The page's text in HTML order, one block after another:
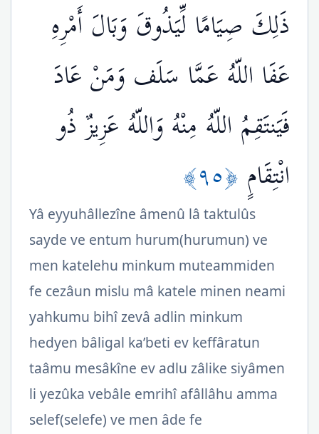
ذَلِكَ صِيَامًا لِّيَذُوقَ وَبَالَ أَمْرِهِ
عَفَا اللّهُ عَمَّا سَلَف وَمَنْ عَادَ
فَيَنتَقِمُ اللّهُ مِنْهُ وَاللّهُ عَزِيزٌ ذُو
انْتِقَامٍ ﴿٩٥﴾
Yâ eyyuhâllezîne âmenû lâ taktulûs
sayde ve entum hurum(hurumun) ve
men katelehu minkum muteammiden
fe cezâun mislu mâ katele minen neami
yahkumu bihî zevâ adlin minkum
hedyen bâligal ka’beti ev keffâratun
taâmu mesâkîne ev adlu zâlike siyâmen
li yezûka vebâle emrihî afâllâhu amma
selef(selefe) ve men âde fe